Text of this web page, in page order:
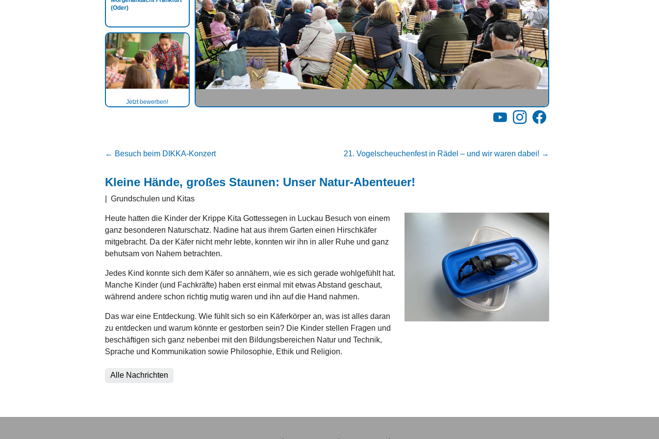
(Oder)
Jetzt bewerben!
YouTubeInstagramFacebook
← Besuch beim DIKKA-Konzert 21. Vogelscheuchenfest in Rädel – und wir waren dabei! →
Kleine Hände, großes Staunen: Unser Natur-Abenteuer!
Grundschulen und Kitas
Heute hatten die Kinder der Krippe Kita Gottessegen in Luckau Besuch von einem
ganz besonderen Naturschatz. Nadine hat aus ihrem Garten einen Hirschkäfer
mitgebracht. Da der Käfer nicht mehr lebte, konnten wir ihn in aller Ruhe und ganz
behutsam von Nahem betrachten.
Jedes Kind konnte sich dem Käfer so annähern, wie es sich gerade wohlgefühlt hat.
Manche Kinder (und Fachkräfte) haben erst einmal mit etwas Abstand geschaut,
während andere schon richtig mutig waren und ihn auf die Hand nahmen.
Das war eine Entdeckung. Wie fühlt sich so ein Käferkörper an, was ist alles daran
zu entdecken und warum könnte er gestorben sein? Die Kinder stellen Fragen und
beschäftigen sich ganz nebenbei mit den Bildungsbereichen Natur und Technik,
Sprache und Kommunikation sowie Philosophie, Ethik und Religion.
Alle Nachrichten